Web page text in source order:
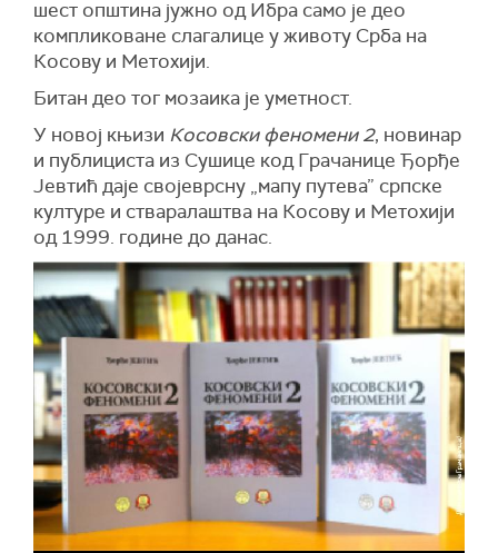
шест општина јужно од Ибра само је део
компликоване слагалице у животу Срба на
Косову и Метохији.
Битан део тог мозаика је уметност.
У новој књизи Косовски феномени 2, новинар
и публициста из Сушице код Грачанице Ђорђе
Јевтић даје својеврсну „мапу путева” српске
културе и стваралаштва на Косову и Метохији
од 1999. године до данас.